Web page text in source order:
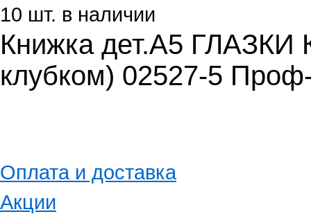
10 шт. в наличии
Книжка дет.А5 ГЛАЗКИ
клубком) 02527-5
Оплата и доставка
Акции